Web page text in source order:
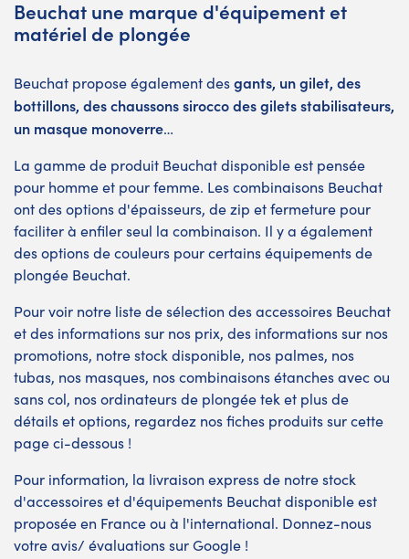
Beuchat une marque d'équipement et
matériel de plongée
Beuchat propose également desgants, un gilet, des
bottillons, des chaussons sirocco des gilets stabilisateurs,
un masque monoverre…
La gamme de produit Beuchat disponible est pensée
pour homme et pour femme. Les combinaisons Beuchat
ont des options d'épaisseurs, de zip et fermeture pour
faciliter à enfiler seul la combinaison. Il y a également
des options de couleurs pour certains équipements de
plongée Beuchat.
Pour voir notre liste de sélection des accessoires Beuchat
et des informations sur nos prix, des informations sur nos
promotions, notre stock disponible, nos palmes, nos
tubas, nos masques, nos combinaisons étanches avec ou
sans col, nos ordinateurs de plongée tek et plus de
détails et options, regardez nos fiches produits sur cette
page ci-dessous !
Pour information, la livraison express de notre stock
d'accessoires et d'équipements Beuchat disponible est
proposée en France ou à l'international. Donnez-nous
votre avis/ évaluations sur Google !